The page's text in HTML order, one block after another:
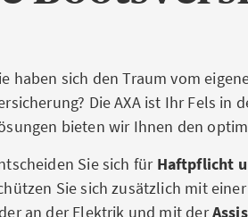
haben sich den Traum vom
Die AXA ist Ihr Fels
bieten wir Ihnen den
Sie sich für Haftpflicht
Sie sich zusätzlich mit einer
an der Elektrik und mit der